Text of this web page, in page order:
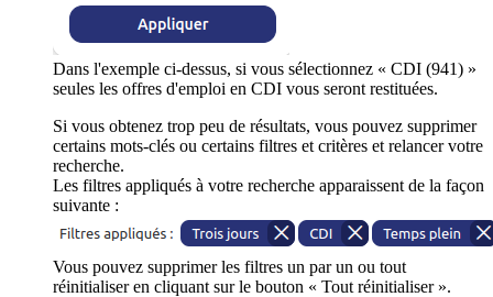
Dans l'exemple ci-dessus, si vous sélectionnez « CDI (941) »
seules les offres d'emploi en CDI vous seront restituées.
Si vous obtenez trop peu de résultats, vous pouvez supprimer
certains mots-clés ou certains filtres et critères et relancer votre
recherche.
Les filtres appliqués à votre recherche apparaissent de la façon
suivante :
Vous pouvez supprimer les filtres un par un ou tout
réinitialiser en cliquant sur le bouton « Tout réinitialiser ».